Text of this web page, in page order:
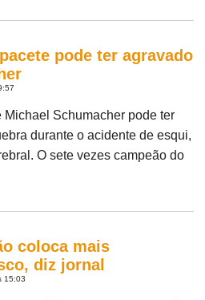
pode ter agravado
Michael Schumacher pode ter
durante o acidente de esqui,
O sete vezes campeão do
coloca mais
diz jornal
15:03